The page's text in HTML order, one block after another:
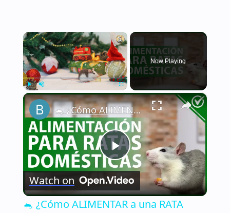
×
Play Unmute Fullscreen
Now Playing
×
Play
Video
🐁 ¿Cómo ALIMENTAR a una RATA DOMÉSTICA de la manera correcta? - Nutrición 🐁🏡
Watch on
🐁 ¿Cómo ALIMENTAR a una RATA